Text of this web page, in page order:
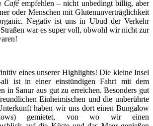
Caféempfehlen – nicht unbedingt billig, aber
oder Menschen mit Glutenunverträglichkeit
Negativ ist uns in Ubud der Verkehr
war es super voll, obwohl wir nicht zur
eines unserer Highlights! Die kleine Insel
ist in einer einstündigen Fahrt mit dem
in Sanur aus gut zu erreichen. Besonders gut
Einheimischen und die unberührte
haben wir uns dort einen Bungalow
gemietet, von wo wir einen